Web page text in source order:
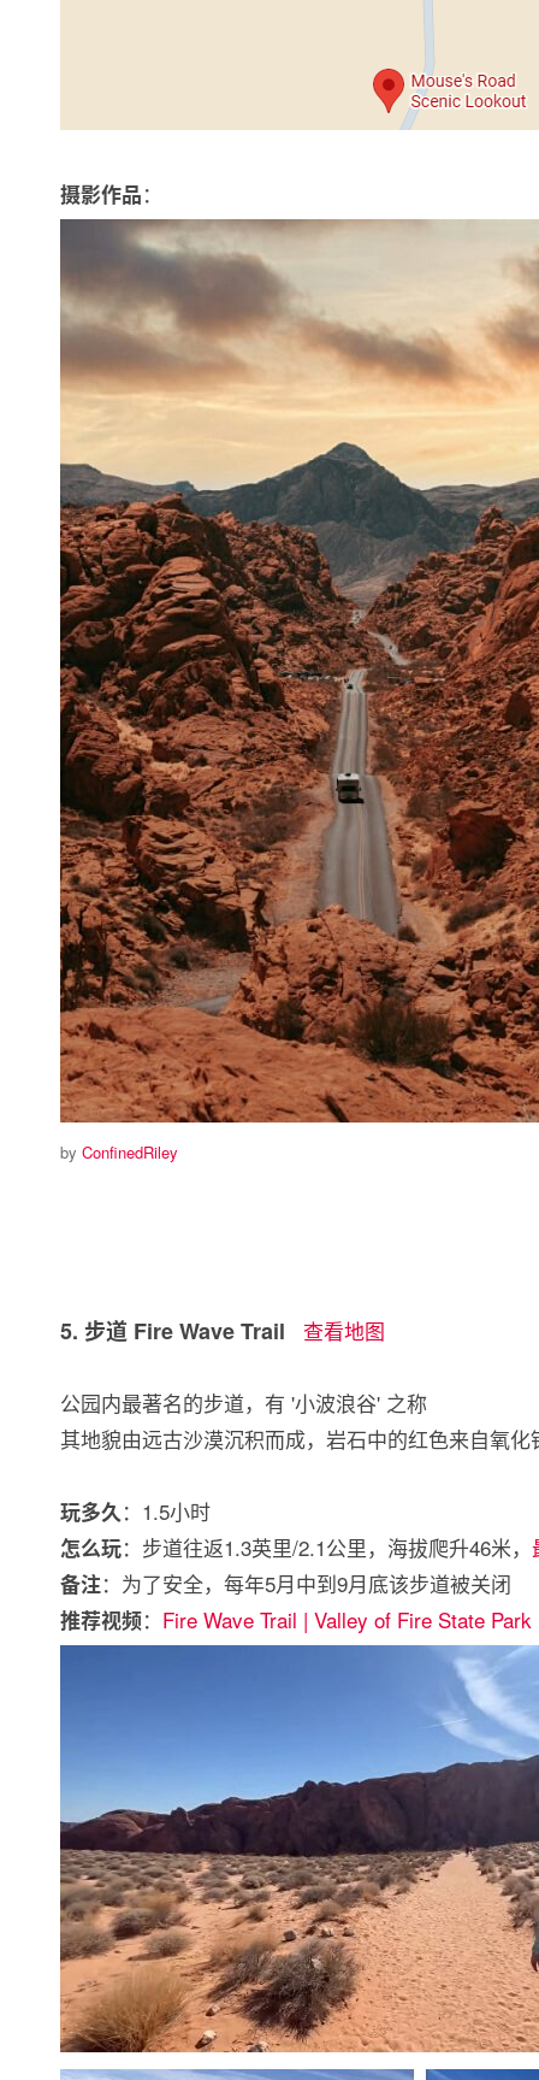
摄影作品：
by ConfinedRiley
5. 步道 Fire Wave Trail 查看地图
公园内最著名的步道，有 '小波浪谷' 之称
其地貌由远古沙漠沉积而成，岩石中的红色来自氧
玩多久：1.5小时
怎么玩：步道往返1.3英里/2.1公里，海拔爬升46米，
备注：为了安全，每年5月中到9月底该步道被关闭
推荐视频： Fire Wave Trail | Valley of Fire State Park